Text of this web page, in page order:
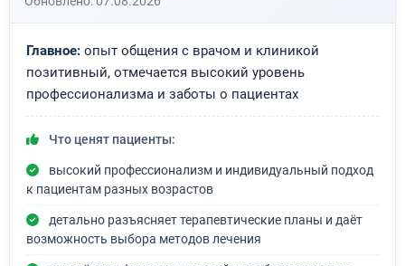
Главное: опыт общения с врачом и клиникой
позитивный, отмечается высокий уровень
профессионализма и заботы о пациентах
Что ценят пациенты:
высокий профессионализм и индивидуальный подход
к пациентам разных возрастов
детально разъясняет терапевтические планы и даёт
возможность выбора методов лечения